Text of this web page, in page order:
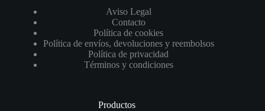
Aviso Legal
Contacto
Política de cookies
Política de envíos, devoluciones y reembolsos
Política de privacidad
Términos y condiciones
Productos